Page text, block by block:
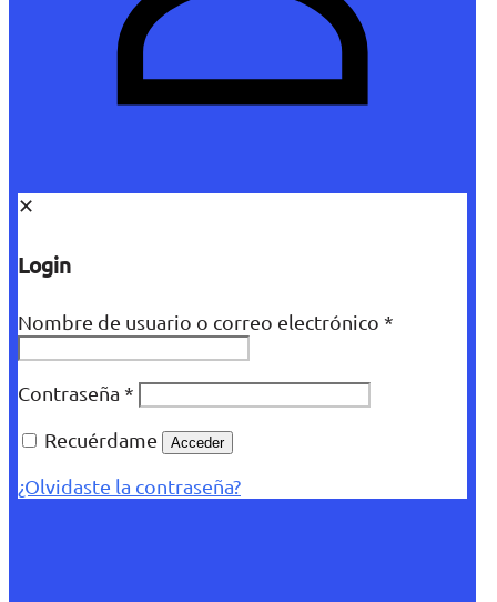
✕
Login
Nombre de usuario o correo electrónico *
Contraseña *
Recuérdame
Acceder
¿Olvidaste la contraseña?